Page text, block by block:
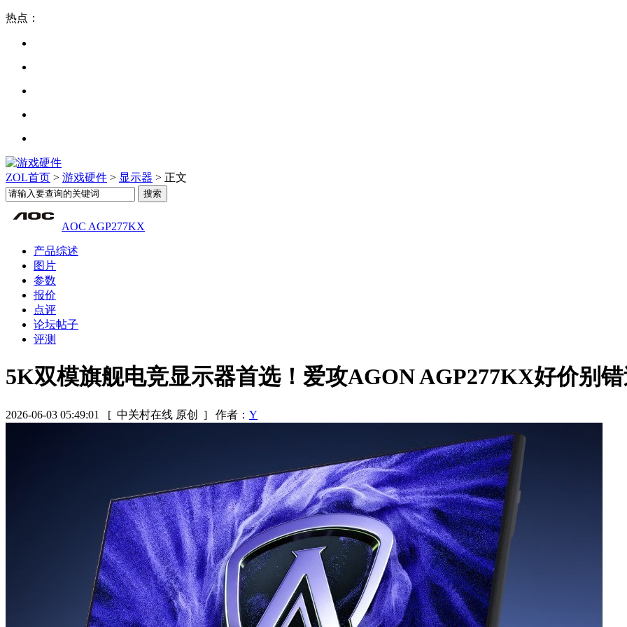
热点：
ZOL首页 > 游戏硬件 > 显示器 > 正文
AOC AGP277KX
产品综述
图片
参数
报价
点评
论坛帖子
评测
5K双模旗舰电竞显示器首选！爱攻AGON AGP277KX好价别
2026-06-03 05:49:01 [ 中关村在线 原创 ] 作者： Y